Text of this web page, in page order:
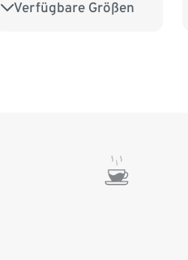
Verfügbare Größen
49-52 cm 53-56 cm